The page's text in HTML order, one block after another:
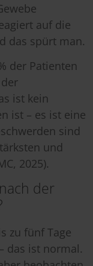
auf die
das spürt man.
der Patienten
ist kein
ist – es ist eine
sind
und
2025).
der
zu fünf Tage
das ist normal.